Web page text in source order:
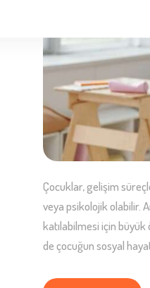
Çocuklar, gelişim
veya psikolojik olabilir.
katılabilmesi için büyük
de çocuğun sosyal